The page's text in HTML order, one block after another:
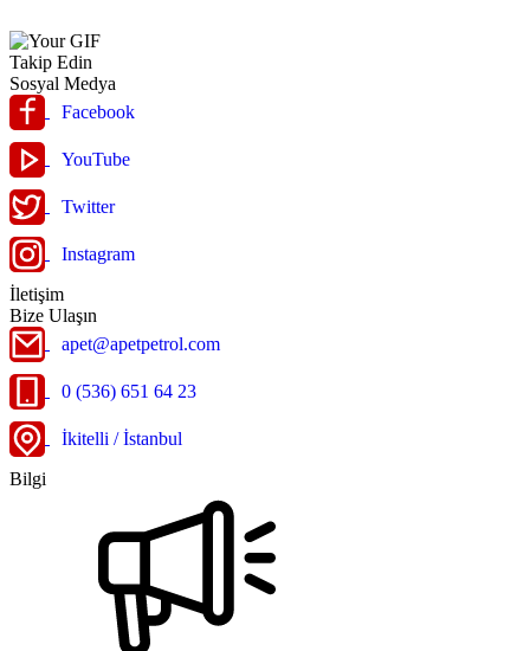
Takip Edin
Sosyal Medya
Facebook
YouTube
Twitter
Instagram
İletişim
Bize Ulaşın
apet@apetpetrol.com
0 (536) 651 64 23
İkitelli / İstanbul
Bilgi